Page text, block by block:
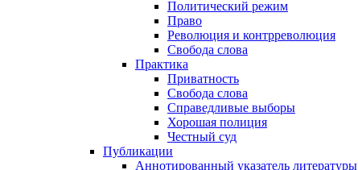
Политический режим
Право
Революция и контрреволюция
Свобода слова
Практика
Приватность
Свобода слова
Справедливые выборы
Хорошая полиция
Честный суд
Публикации
Аннотированный указатель литературы